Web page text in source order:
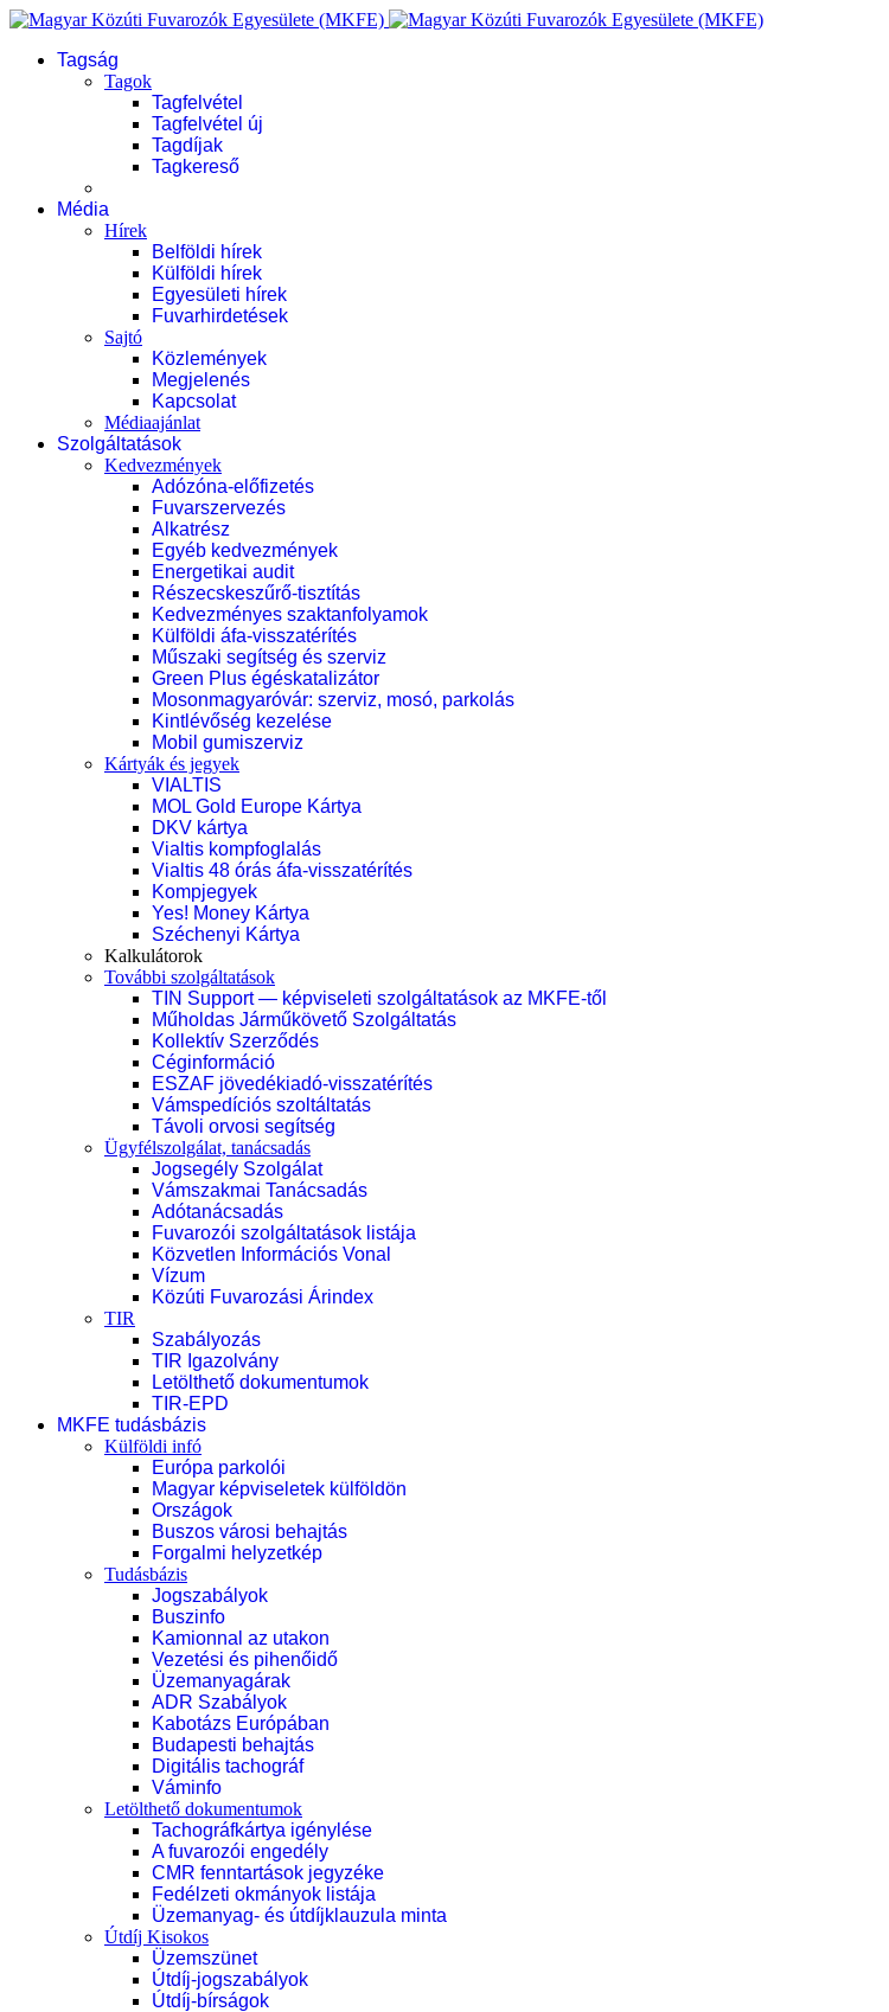
Tagság
Tagok
Tagfelvétel
Tagfelvétel új
Tagdíjak
Tagkereső
Média
Hírek
Belföldi hírek
Külföldi hírek
Egyesületi hírek
Fuvarhirdetések
Sajtó
Közlemények
Megjelenés
Kapcsolat
Médiaajánlat
Szolgáltatások
Kedvezmények
Adózóna-előfizetés
Fuvarszervezés
Alkatrész
Egyéb kedvezmények
Energetikai audit
Részecskeszűrő-tisztítás
Kedvezményes szaktanfolyamok
Külföldi áfa-visszatérítés
Műszaki segítség és szerviz
Green Plus égéskatalizátor
Mosonmagyaróvár: szerviz, mosó, parkolás
Kintlévőség kezelése
Mobil gumiszerviz
Kártyák és jegyek
VIALTIS
MOL Gold Europe Kártya
DKV kártya
Vialtis kompfoglalás
Vialtis 48 órás áfa-visszatérítés
Kompjegyek
Yes! Money Kártya
Széchenyi Kártya
Kalkulátorok
További szolgáltatások
TIN Support — képviseleti szolgáltatások az MKFE-től
Műholdas Járműkövető Szolgáltatás
Kollektív Szerződés
Céginformáció
ESZAF jövedékiadó-visszatérítés
Vámspedíciós szoltáltatás
Távoli orvosi segítség
Ügyfélszolgálat, tanácsadás
Jogsegély Szolgálat
Vámszakmai Tanácsadás
Adótanácsadás
Fuvarozói szolgáltatások listája
Közvetlen Információs Vonal
Vízum
Közúti Fuvarozási Árindex
TIR
Szabályozás
TIR Igazolvány
Letölthető dokumentumok
TIR-EPD
MKFE tudásbázis
Külföldi infó
Európa parkolói
Magyar képviseletek külföldön
Országok
Buszos városi behajtás
Forgalmi helyzetkép
Tudásbázis
Jogszabályok
Buszinfo
Kamionnal az utakon
Vezetési és pihenőidő
Üzemanyagárak
ADR Szabályok
Kabotázs Európában
Budapesti behajtás
Digitális tachográf
Váminfo
Letölthető dokumentumok
Tachográfkártya igénylése
A fuvarozói engedély
CMR fenntartások jegyzéke
Fedélzeti okmányok listája
Üzemanyag- és útdíjklauzula minta
Útdíj Kisokos
Üzemszünet
Útdíj-jogszabályok
Útdíj-bírságok